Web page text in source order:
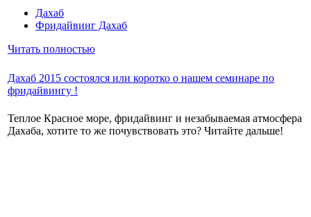
Дахаб
Фридайвинг Дахаб
Читать полностью
Дахаб 2015 состоялся или коротко о нашем семинаре по
фридайвингу !
Теплое Красное море, фридайвинг и незабываемая атмосфера
Дахаба, хотите то же почувствовать это? Читайте дальше!